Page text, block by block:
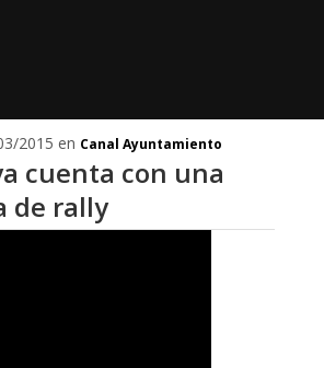
2015 en Canal Ayuntamiento
cuenta con una
de rally